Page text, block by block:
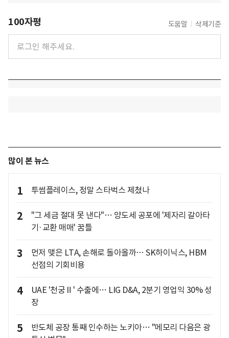
100자평 도움말 삭제기준
많이 본 뉴스
1 투썸플레이스, 정말 스타벅스 제쳤나
2
"그 세금 절대 못 낸다"… 양도세 공포에 '제자리 갈아타
기·교환 매매' 꿈틀
3
먼저 맺은 LTA, 손해로 돌아올까… SK하이닉스, HBM
선점의 기회비용
4
UAE '천궁Ⅱ' 수출에… LIG D&A, 2분기 영업익 30% 성
장
5
반도체 공장 통째 인수하는 노키아… "메모리 다음은 광